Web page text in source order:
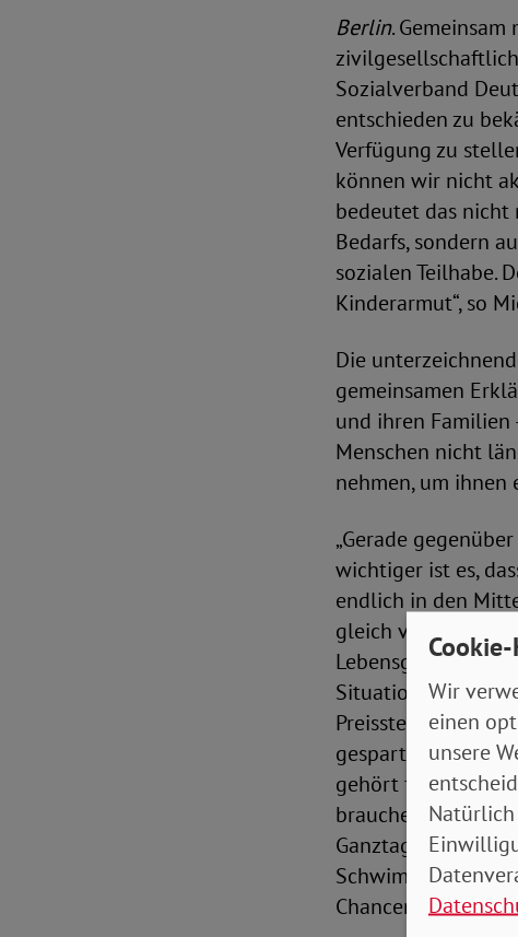
Berlin.
Sozialverband
entschieden zu
Verfügung zu
können wir nicht
bedeutet das nicht
Bedarfs, sondern
sozialen Teilhabe.
Kinderarmut“, so
Die
gemeinsamen
und ihren Familien
Menschen nicht
nehmen, um
„Gerade
wichtiger ist es,
endlich in den
gleich viel wert
Lebensgrundlage
Situation, in der
Preissteigerungen
gespart werden“,
gehört für die
brauchen
Schwimmbädern
Chancengleichheit
Wir
einen
unsere